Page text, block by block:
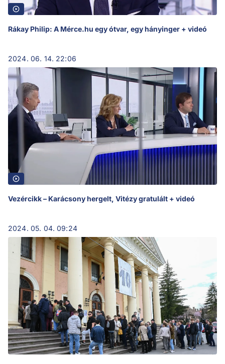
Rákay Philip: A Mérce.hu egy ótvar, egy hányinger + videó
2024. 06. 14. 22:06
Vezércikk – Karácsony hergelt, Vitézy gratulált + videó
2024. 05. 04. 09:24